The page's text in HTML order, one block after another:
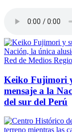
Red de Medios
Keiko Fujimori
mensaje a la
del sur del Perú